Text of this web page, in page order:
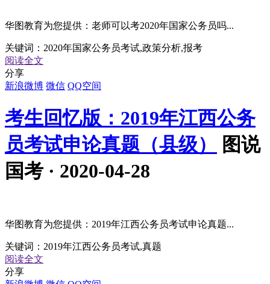
华图教育为您提供：老师可以考2020年国家公务员吗...
关键词： 2020年国家公务员考试,政策分析,报考
阅读全文
分享
新浪微博 微信 QQ空间
考生回忆版：2019年江西公务
员考试申论真题（县级）
图说
国考 · 2020-04-28
华图教育为您提供：2019年江西公务员考试申论真题...
关键词： 2019年江西公务员考试,真题
阅读全文
分享